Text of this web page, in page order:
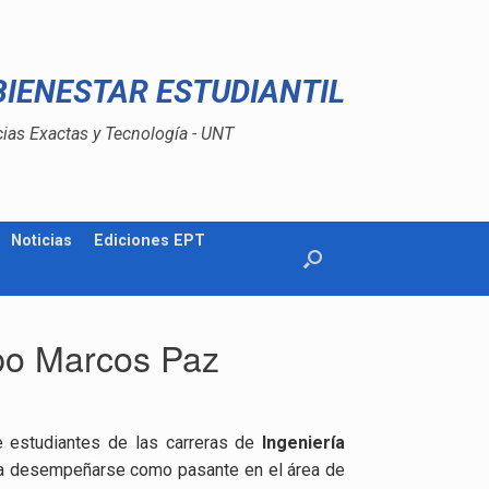
ESTUDIANTIL
Exactas y Tecnología - UNT
Noticias Ediciones EPT
Marcos Paz
estudiantes de las carreras de Ingeniería
desempeñarse como pasante en el área de